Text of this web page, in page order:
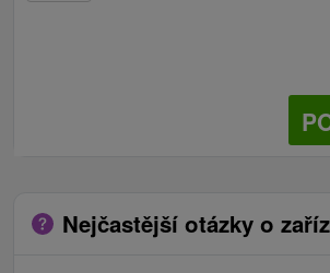
Nejčastější otázky o